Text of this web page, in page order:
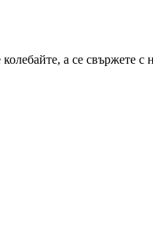
а се свържете с